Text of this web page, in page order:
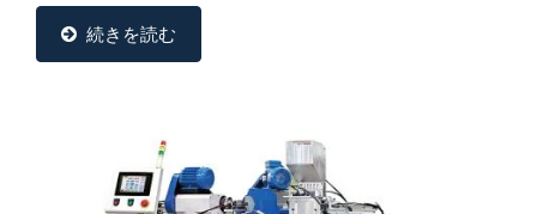
続きを読む